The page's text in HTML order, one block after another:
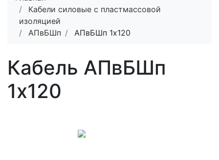
Кабели силовые с пластмассовой
изоляцией
АПвБШп
АПвБШп 1x120
Кабель АПвБШп
1x120